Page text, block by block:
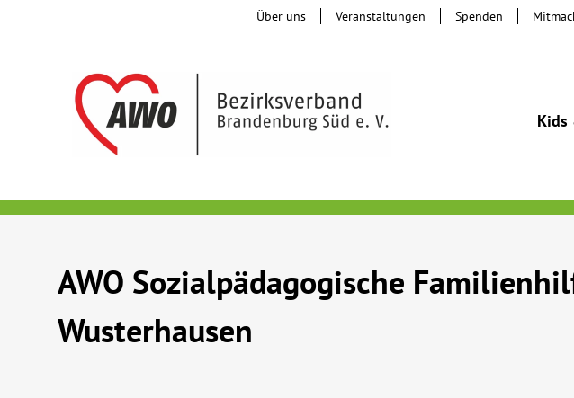
Kids
Über uns Veranstaltungen Spenden
AWO Sozialpädagogische
Wusterhausen